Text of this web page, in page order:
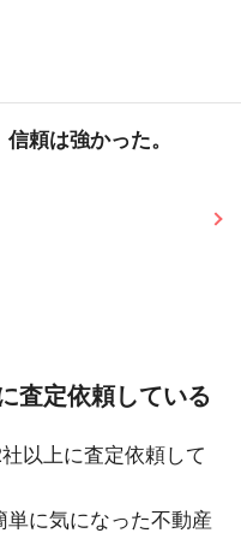
頼は強かった。
査定依頼している
以上に査定依頼して
に気になった不動産